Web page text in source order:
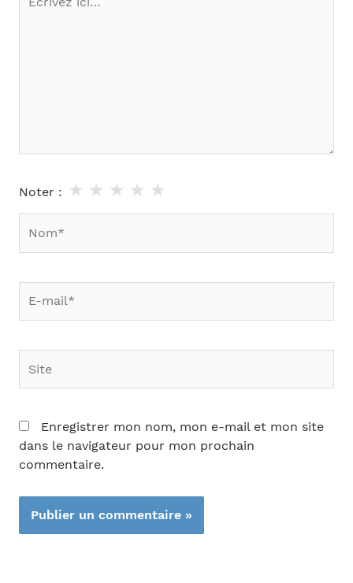
ici…
Noter : ★
★
★
★
★
mail*
Enregistrer mon nom, mon e-mail et mon site
dans le navigateur pour mon prochain
commentaire.